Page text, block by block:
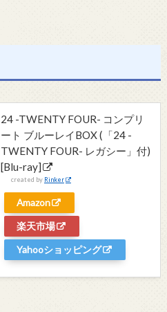
24 -TWENTY FOUR- コンプリ
ート ブルーレイBOX (「24 -
TWENTY FOUR- レガシー」付)
[Blu-ray]
created by Rinker
Amazon
楽天市場
Yahooショッピング